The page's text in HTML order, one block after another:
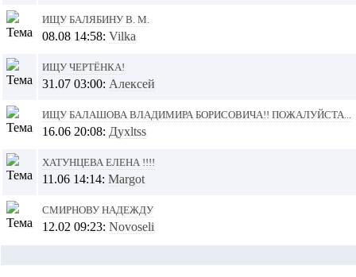
Ищу Балябину В. М.
08.08 14:58: Vilka
Ищу ЧЕРТЁНКА!
31.07 03:00: Алексей
Ищу Балашова Владимира Борисовича!! Пожалуйста...
16.06 20:08: Духltss
Хатунцева Елена !!!!
11.06 14:14: Margot
Смирнову Надежду
12.02 09:23: Novoseli